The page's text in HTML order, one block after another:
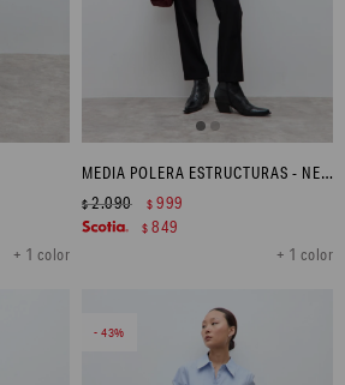
+ 1 color
MEDIA POLERA ESTRUCTURAS - NEGRO
+ 1 color
$2.090 $ 999
$ 849
43